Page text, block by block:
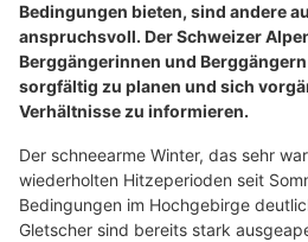
Bedingungen bieten, sind andere
anspruchsvoll. Der Schweizer
Berggängerinnen und
sorgfältig zu planen und sich
Verhältnisse zu informieren.
Der schneearme Winter, das sehr
wiederholten Hitzeperioden seit
Bedingungen im Hochgebirge
Gletscher sind bereits stark